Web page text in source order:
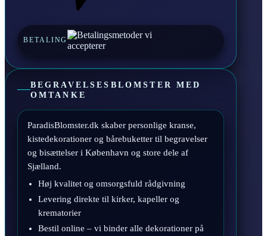
BETALING
BEGRAVELSESBLOMSTER MED
OMTANKE
ParadisBlomster.dk skaber personlige kranse,
kistedekorationer og bårebuketter til begravelser
og bisættelser i København og store dele af
Sjælland.
Høj kvalitet og omsorgsfuld rådgivning
Levering direkte til kirker, kapeller og
krematorier
Bestil online – vi binder alle dekorationer på